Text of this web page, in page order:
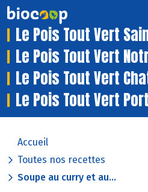
Le Pois Tout Vert
Le Pois Tout Vert
Le Pois Tout Vert
Le Pois Tout Vert
Accueil
Toutes nos recettes
Soupe au curry et au...